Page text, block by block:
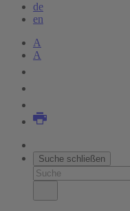
de
en
A
A
Suche schließen